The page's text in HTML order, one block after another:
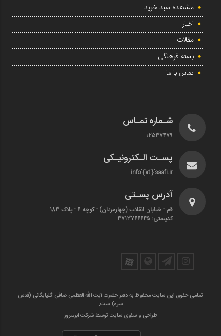
مشاهده سبد خرید
اخبار
مقالات
بسته فرهنگی
تماس با ما
شـماره تمـاس
02537479
پسـت الـکترونیـکی
info`{`at`}`saafi.ir
آدرس پسـتی
قم - خیابان انقلاب (چهارمردان)‌ - کوچه 6 - پلاک 183
کدپستی: 3713766645
تمامی حقوق این سایت محفوظ به دفتر حضرت آیت الله العظمی صافی گلپایگانی (قدس
سره) است.
طراحی و سئوی سایت توسط شرکت ابرسرور